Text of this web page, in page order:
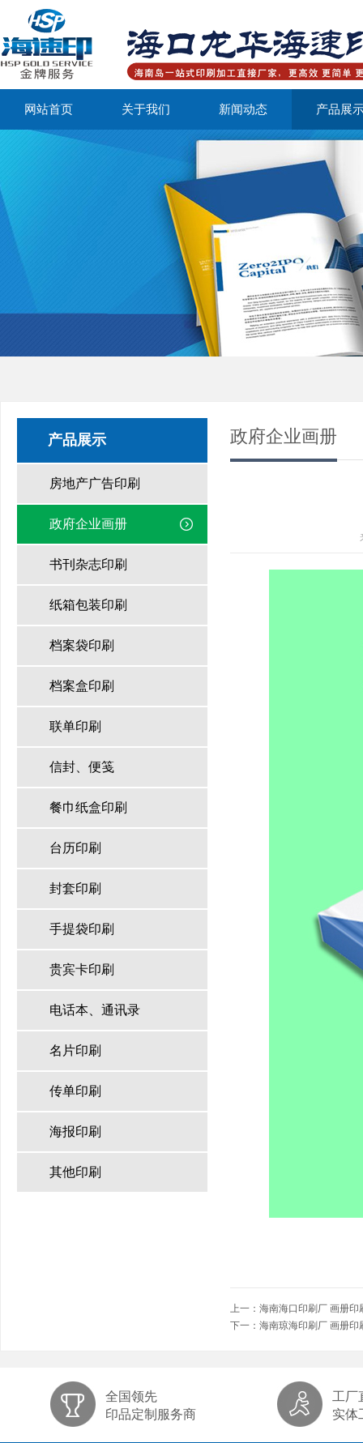
网站首页 关于我们 新闻动态 产品展
产品展示
房地产广告印刷
政府企业画册
书刊杂志印刷
纸箱包装印刷
档案袋印刷
档案盒印刷
联单印刷
信封、便笺
餐巾纸盒印刷
台历印刷
封套印刷
手提袋印刷
贵宾卡印刷
电话本、通讯录
名片印刷
传单印刷
海报印刷
其他印刷
政府企业画册
上一： 海南海口印刷厂 画册印
下一： 海南琼海印刷厂 画册印
全国领先
印品定制服务商
工厂
实体